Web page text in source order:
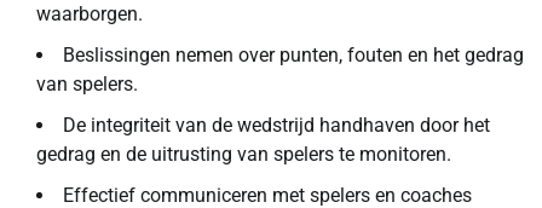
waarborgen.
Beslissingen nemen over punten, fouten en het gedrag
van spelers.
De integriteit van de wedstrijd handhaven door het
gedrag en de uitrusting van spelers te monitoren.
Effectief communiceren met spelers en coaches